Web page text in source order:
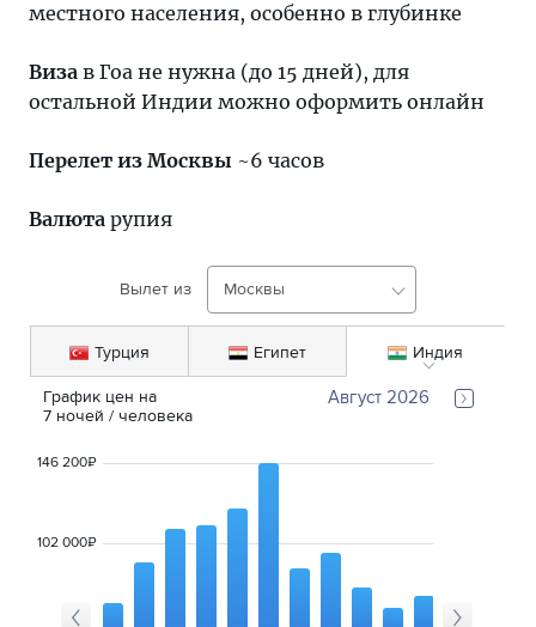
местного населения, особенно в глубинке
Виза в Гоа не нужна (до 15 дней), для
остальной Индии можно оформить онлайн
Перелет из Москвы ~6 часов
Валюта рупия
Вылет из Москвы
Турция Египет Индия
График цен на
7 ночей / человека
Август 2026
146 200₽
102 000₽